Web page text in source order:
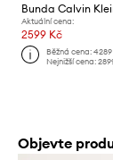
Bunda Calvin
Aktuální cena:
2599 Kč
Běžná cena:
Nejnižší cena:
Objevte